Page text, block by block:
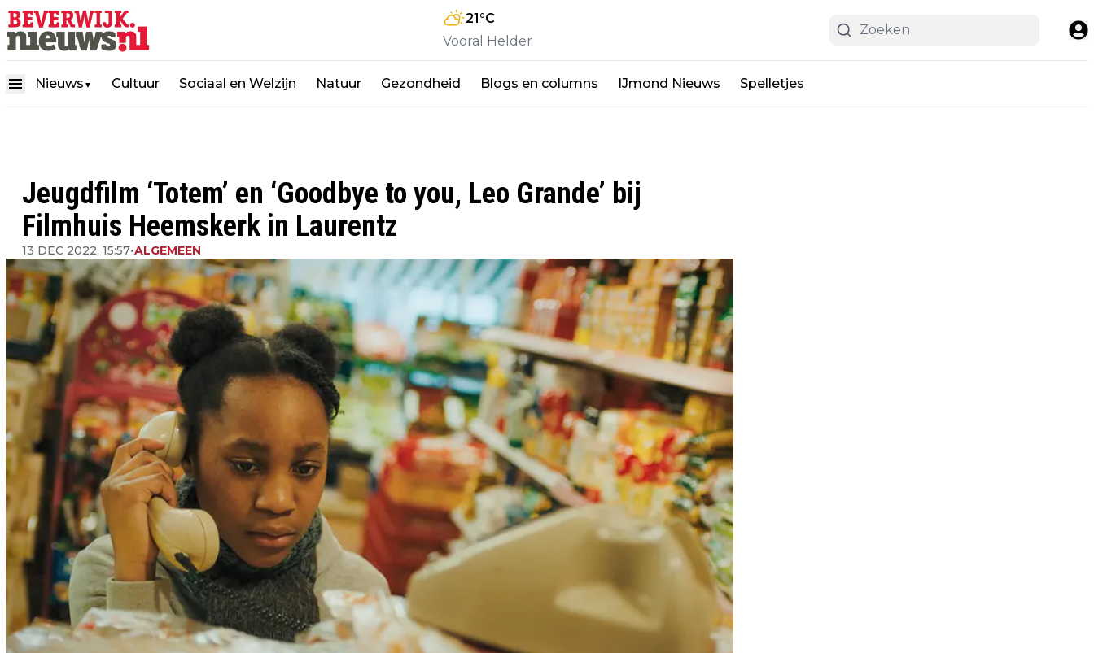
21°C
Vooral Helder
Nieuws ▼ Cultuur Sociaal en Welzijn Natuur Gezondheid Blogs en columns IJmond Nieuws Spelletjes
Jeugdfilm ‘Totem’ en ‘Goodbye to you, Leo Grande’ bij
Filmhuis Heemskerk in Laurentz
13 DEC 2022, 15:57•ALGEMEEN